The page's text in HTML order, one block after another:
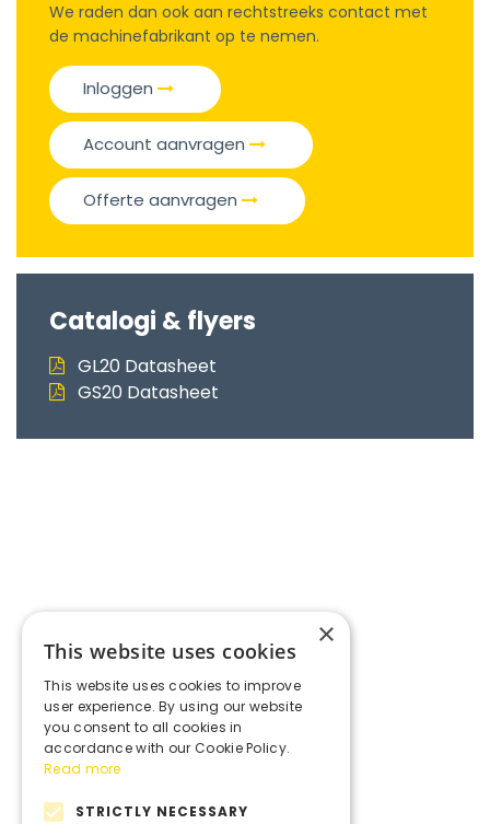
We raden dan ook aan rechtstreeks contact met
de machinefabrikant op te nemen.
Inloggen
Account aanvragen
Offerte aanvragen
Catalogi & flyers
GL20 Datasheet
GS20 Datasheet
×
This website uses cookies
This website uses cookies to improve
user experience. By using our website
you consent to all cookies in
accordance with our Cookie Policy.
Read more
STRICTLY NECESSARY